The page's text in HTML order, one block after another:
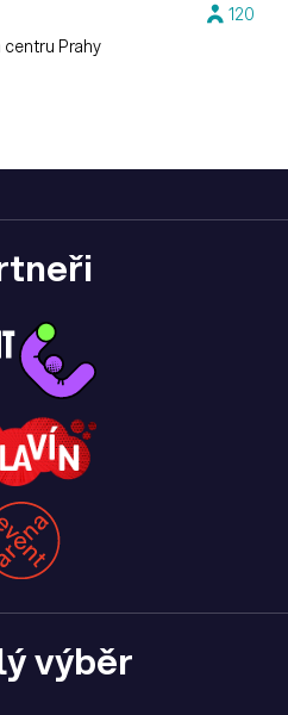
120
Prahy
výběr